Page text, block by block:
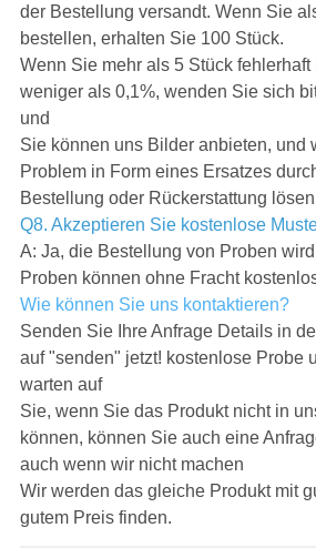
der Bestellung versandt. Wenn Sie
bestellen, erhalten Sie 100 Stück.
Wenn Sie mehr als 5 Stück fehlerhaft
weniger als 0,1%, wenden Sie sich
und
Sie können uns Bilder anbieten, und
Problem in Form eines Ersatzes
Bestellung oder Rückerstattung
Q8. Akzeptieren Sie kostenlose
A: Ja, die Bestellung von Proben
Proben können ohne Fracht
Wie können Sie uns kontaktieren?
Senden Sie Ihre Anfrage Details in
auf "senden" jetzt! kostenlose Probe
warten auf
Sie, wenn Sie das Produkt nicht in
können, können Sie auch eine
auch wenn wir nicht machen
Wir werden das gleiche Produkt mit
gutem Preis finden.